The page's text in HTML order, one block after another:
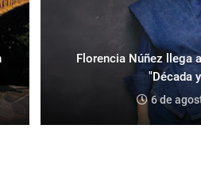
Florencia Núñez llega
"Década
6 de